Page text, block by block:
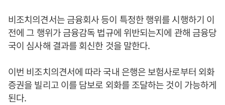
비조치의견서는 금융회사 등이 특정한 행위를 시행하기 이
전에 그 행위가 금융감독 법규에 위반되는지에 관해 금융당
국이 심사해 결과를 회신한 것을 말한다.
이번 비조치의견서에 따라 국내 은행은 보험사로부터 외화
증권을 빌리고 이를 담보로 외화를 조달하는 것이 가능하게
된다.